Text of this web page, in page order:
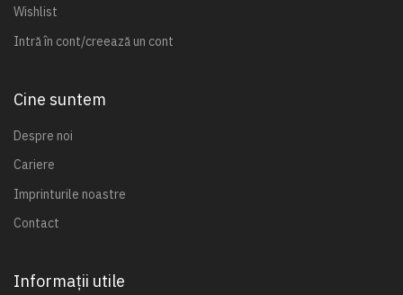
Wishlist
Intră în cont/creează un cont
Cine suntem
Despre noi
Cariere
Imprinturile noastre
Contact
Informații utile